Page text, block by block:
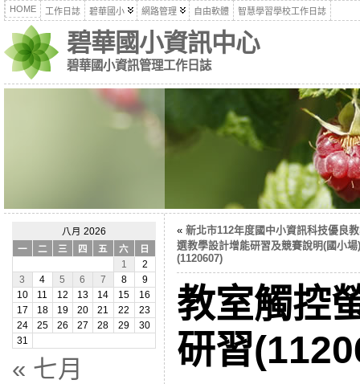
HOME 工作日誌 碧華國小 網路管理 自由軟體 智慧學習學校工作日誌
碧華國小資訊中心
碧華國小資訊管理工作日誌
八月 2026
一
二 三 四 五 六
日
1
2
3
4 5 6 7 8
9
10
11 12 13 14 15
16
17
18 19 20 21 22
23
24
25 26 27 28 29
30
31
« 七月
« 新北市112年度國中小資訊科技優良
選教學設計增能研習及競賽說明(國小場)
(1120607)
教室觸控
研習